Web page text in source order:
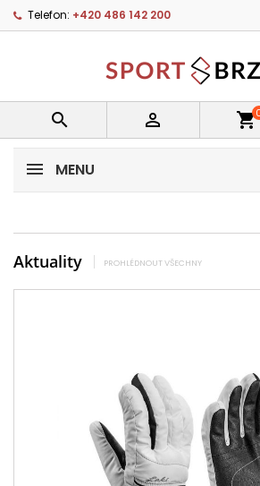
Telefon: +420 486 142 200
  shopping_cart
MENU
Aktuality PROHLÉDNOUT VŠECHNY